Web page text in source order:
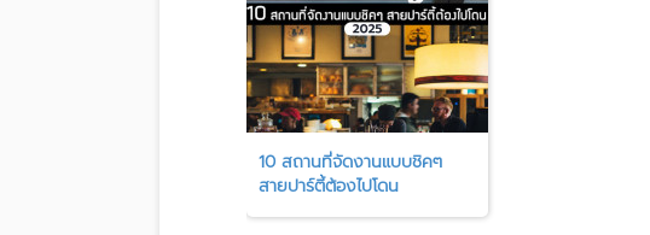
10 สถานที่จัดงานแบบชิคๆ
สายปาร์ตี้ต้องไปโดน